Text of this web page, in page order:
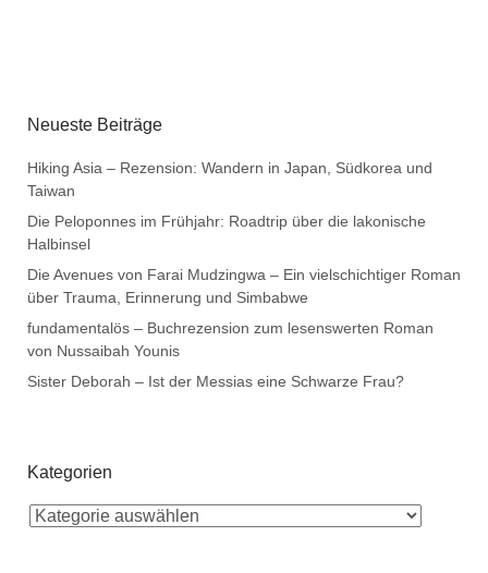
Neueste Beiträge
Hiking Asia – Rezension: Wandern in Japan, Südkorea und
Taiwan
Die Peloponnes im Frühjahr: Roadtrip über die lakonische
Halbinsel
Die Avenues von Farai Mudzingwa – Ein vielschichtiger Roman
über Trauma, Erinnerung und Simbabwe
fundamentalös – Buchrezension zum lesenswerten Roman
von Nussaibah Younis
Sister Deborah – Ist der Messias eine Schwarze Frau?
Kategorien